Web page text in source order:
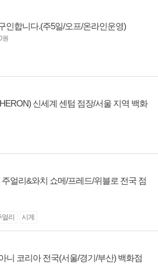
인합니다.(주5일/오프/온라인운영)
원
신세계 센텀 점장/서울 지역 백화
주얼리&와치 쇼메/프레드/위블로 전국 점
얼리 시계
니 코리아 전국(서울/경기/부산) 백화점